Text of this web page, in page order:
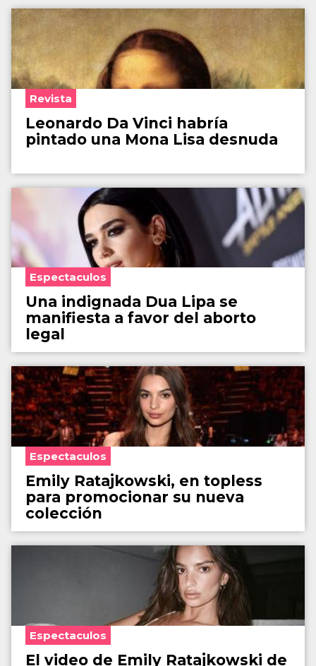
Revista
Leonardo Da Vinci habría
pintado una Mona Lisa desnuda
Espectaculos
Una indignada Dua Lipa se
manifiesta a favor del aborto
legal
Espectaculos
Emily Ratajkowski, en topless
para promocionar su nueva
colección
Espectaculos
El video de Emily Ratajkowski de